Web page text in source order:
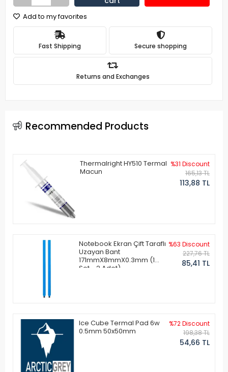
Add to my favorites
Fast Shipping Secure shopping
Returns and Exchanges
Recommended Products
Thermalright HY510 Termal
Macun
%31 Discount
165,13 TL
113,88 TL
Notebook Ekran Çift Taraflı
Uzayan Bant
171mmX8mmX0.3mm (1
Set - 2 Adet)
%63 Discount
227,76 TL
85,41 TL
Ice Cube Termal Pad 6w
0.5mm 50x50mm
%72 Discount
198,38 TL
54,66 TL